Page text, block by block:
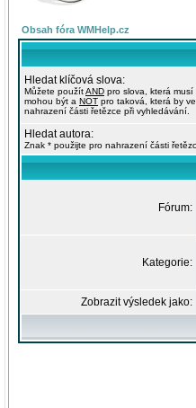
Obsah fóra WMHelp.cz
Hledat klíčová slova:
Můžete použítAND pro slova, která musí
mohou být a NOT pro taková, která by
nahrazení části řetězce při vyhledávání.
Hledat autora:
Znak * použijte pro nahrazení části
Fórum:
Kategorie:
Zobrazit výsledek jako: